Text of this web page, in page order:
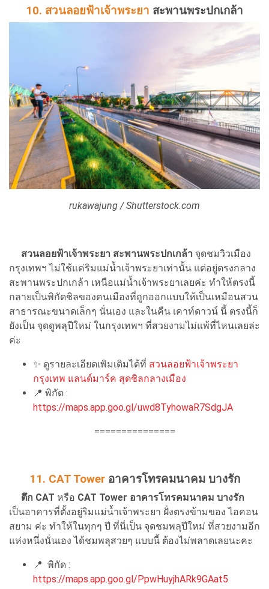
10. สวนลอยฟ้าเจ้าพระยา สะพานพระปกเกล้า
rukawajung / Shutterstock.com
สวนลอยฟ้าเจ้าพระยา สะพานพระปกเกล้า จุดชมวิวเมือง
กรุงเทพฯ ไม่ใช้แค่ริมแม่น้ำเจ้าพระยาเท่านั้น แต่อยู่ตรงกลาง
สะพานพระปกเกล้า เหนือแม่น้ำเจ้าพระยาเลยค่ะ ทำให้ตรงนี้
กลายเป็นพิกัดชิลของคนเมืองที่ถูกออกแบบให้เป็นเหมือนสวน
สาธารณะขนาดเล็กๆ นั่นเอง และในคืน เคาท์ดาวน์ นี้ ตรงนี้ก็
ยังเป็น จุดดูพลุปีใหม่ ในกรุงเทพฯ ที่สวยงามไม่แพ้ที่ไหนเลยล่ะ
ค่ะ
✨ ดูรายละเอียดเพิมเติมได้ที่ สวนลอยฟ้าเจ้าพระยา
กรุงเทพ แลนด์มาร์ค สุดชิลกลางเมือง
📍 พิกัด :
https://maps.app.goo.gl/uwd8TyhowaR7SdgJA
===============
11. CAT Tower อาคารโทรคมนาคม บางรัก
ตึก CAT หรือ CAT Tower อาคารโทรคมนาคม บางรัก
เป็นอาคารที่ตั้งอยู่ริมแม่น้ำเจ้าพระยา ฝั่งตรงข้ามของ ไอคอน
สยาม ค่ะ ทำให้ในทุกๆ ปี ที่นี่เป็น จุดชมพลุปีใหม่ ที่สวยงามอีก
แห่งหนึ่งนั่นเอง ได้ชมพลุสวยๆ แบบนี้ ต้องไม่พลาดเลยนะคะ
📍 พิกัด :
https://maps.app.goo.gl/PpwHuyjhARk9GAat5